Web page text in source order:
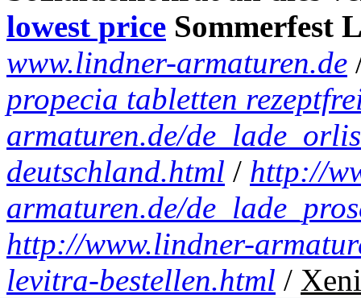
lowest price Sommerfest
www.lindner-armaturen.de
propecia tabletten
armaturen.de/
deutschland.html / http://
armaturen.de/
http://www.lindner-
levitra-bestellen.html /